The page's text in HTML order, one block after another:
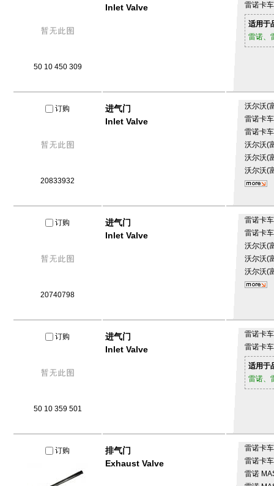
50 10 450 309
Inlet Valve
雷诺卡
适用于
雷诺、
订购
20833932
进气门
Inlet Valve
沃尔沃(
雷诺卡
雷诺卡
沃尔沃(
沃尔沃(
沃尔沃(
订购
20740798
进气门
Inlet Valve
雷诺卡
雷诺卡
沃尔沃(
沃尔沃(
沃尔沃(
订购
50 10 359 501
进气门
Inlet Valve
雷诺卡
雷诺卡
适用于
雷诺、
订购
排气门
Exhaust Valve
雷诺卡
雷诺卡
雷诺